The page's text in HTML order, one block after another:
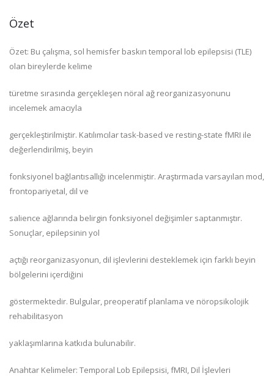
Özet
Özet: Bu çalışma, sol hemisfer baskın temporal lob epilepsisi (TLE)
olan bireylerde kelime
türetme sırasında gerçekleşen nöral ağ reorganizasyonunu
incelemek amacıyla
gerçekleştirilmiştir. Katılımcılar task-based ve resting-state fMRI ile
değerlendirilmiş, beyin
fonksiyonel bağlantısallığı incelenmiştir. Araştırmada varsayılan mod,
frontopariyetal, dil ve
salience ağlarında belirgin fonksiyonel değişimler saptanmıştır.
Sonuçlar, epilepsinin yol
açtığı reorganizasyonun, dil işlevlerini desteklemek için farklı beyin
bölgelerini içerdiğini
göstermektedir. Bulgular, preoperatif planlama ve nöropsikolojik
rehabilitasyon
yaklaşımlarına katkıda bulunabilir.
Anahtar Kelimeler: Temporal Lob Epilepsisi, fMRI, Dil İşlevleri